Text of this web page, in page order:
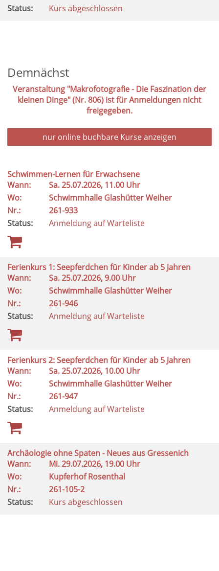
Status:
Kurs abgeschlossen
Demnächst
Veranstaltung "Makrofotografie - Die Faszination der
kleinen Dinge" (Nr. 806) ist für Anmeldungen nicht
freigegeben.
nur online buchbare Kurse anzeigen
Schwimmen-Lernen für Erwachsene
Wann:
Sa.25.07.2026, 11.00 Uhr
Wo:
Schwimmhalle Glashütter Weiher
Nr.:
261-933
Status:
Anmeldung auf Warteliste
Ferienkurs 1: Seepferdchen für Kinder ab 5 Jahren
Wann:
Sa.25.07.2026, 9.00 Uhr
Wo:
Schwimmhalle Glashütter Weiher
Nr.:
261-946
Status:
Anmeldung auf Warteliste
Ferienkurs 2: Seepferdchen für Kinder ab 5 Jahren
Wann:
Sa.25.07.2026, 10.00 Uhr
Wo:
Schwimmhalle Glashütter Weiher
Nr.:
261-947
Status:
Anmeldung auf Warteliste
Archäologie ohne Spaten - Neues aus Gressenich
Wann:
Mi.29.07.2026, 19.00 Uhr
Wo:
Kupferhof Rosenthal
Nr.:
261-105-2
Status:
Kurs abgeschlossen